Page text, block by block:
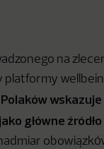
na
wskazuje
główne